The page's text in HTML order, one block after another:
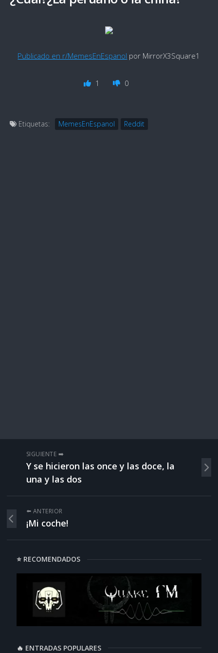
Publicado en r/MemesEnEspanol por MirrorX3Square1
1 0
Etiquetas: MemesEnEspanol Reddit
SIGUIENTE ➡️
Y se hicieron las once y las doce, la
una y las dos
⬅️ ANTERIOR
¡Mi coche!
⭐ RECOMENDADOS
🔥 ENTRADAS POPULARES